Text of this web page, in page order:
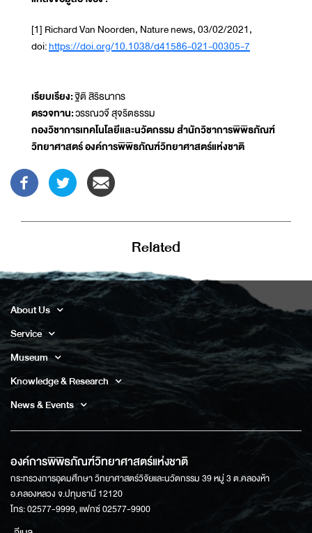
[1] Richard Van Noorden, Nature news, 03/02/2021,
doi:https://doi.org/10.1038/d41586-021-00305-7
เรียบเรียง:ฐิติ สิริธนากร
ตรวจทาน:วรรณวจี สุจริตธรรม
กองวิชาการเทคโนโลยีและนวัตกรรม สำนักวิชาการพิพิธภัณฑ์
วิทยาศาสตร์ องค์การพิพิธภัณฑ์วิทยาศาสตร์แห่งชาติ
Related
About Us
Service
Museum
Knowledge & Research
News & Events
องค์การพิพิธภัณฑ์วิทยาศาสตร์แห่งชาติ
กระทรวงการอุดมศึกษา วิทยาศาสตร์วิจัยและนวัตกรรม 39 หมู่ 3 ต.คลองห้า
อ.คลองหลวง จ.ปทุมธานี 12120
โทร: 02577-9999, แฟกซ์ 02577-9900